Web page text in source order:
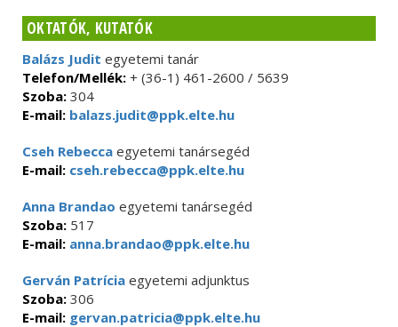
OKTATÓK, KUTATÓK
Balázs Judit egyetemi tanár
Telefon/Mellék: + (36-1) 461-2600 / 5639
Szoba: 304
E-mail: balazs.judit@ppk.elte.hu
Cseh Rebecca egyetemi tanársegéd
E-mail: cseh.rebecca@ppk.elte.hu
Anna Brandao egyetemi tanársegéd
Szoba: 517
E-mail: anna.brandao@ppk.elte.hu
Gerván Patrícia egyetemi adjunktus
Szoba: 306
E-mail: gervan.patricia@ppk.elte.hu